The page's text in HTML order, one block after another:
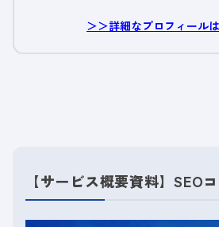
＞＞詳細なプロフィール
【サービス概要資料】SEO